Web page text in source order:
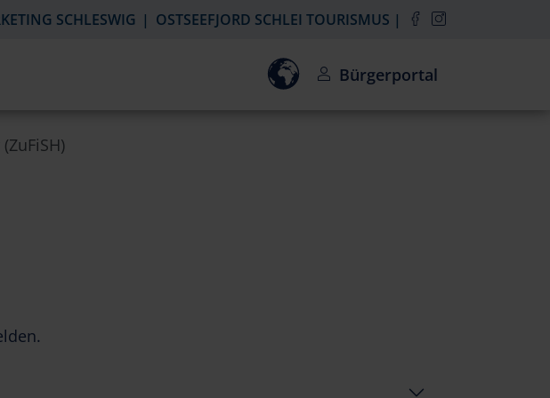
SCHLESWIG OSTSEEFJORD SCHLEI TOURISMUS
Einwilligung zur Aktivierung des
Bürgerportal